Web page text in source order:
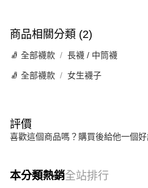
商品相關分類 (2)
🧦 全部襪款 長襪 / 中筒襪
🧦 全部襪款 女生襪子
評價
喜歡這個商品嗎？購買後給他一個
本分類熱銷全站排行